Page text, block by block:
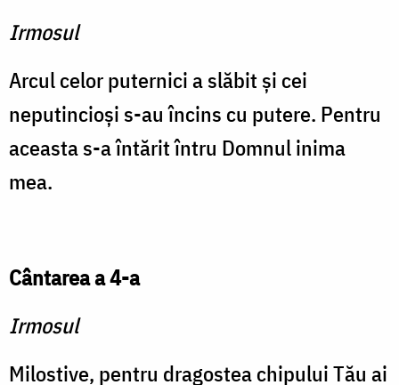
Irmosul
Arcul celor puternici a slăbit şi cei
neputincioşi s-au încins cu putere. Pentru
aceasta s-a întărit întru Domnul inima
mea.
Cântarea a 4-a
Irmosul
Milostive, pentru dragostea chipului Tău ai